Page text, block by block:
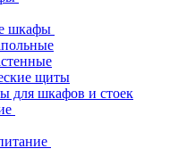
шкафы
щиты
для шкафов и стоек